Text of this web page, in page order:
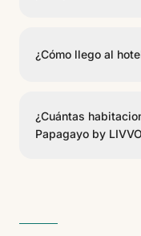
reducida (PMR) y
¿Cómo llego al
en taxi, transfer
¿Cuántas
Papagayo by